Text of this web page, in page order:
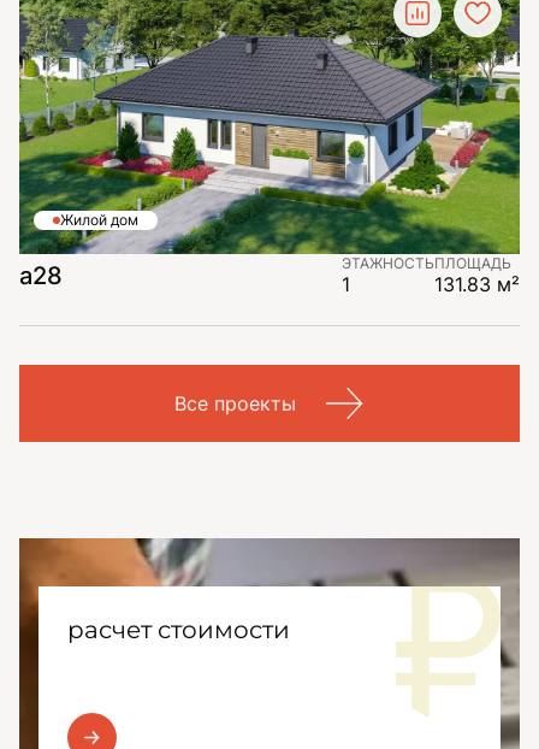
Жилой дом
a28 ЭТАЖНОСТЬ
1
ПЛОЩАДЬ
131.83 м²
Все проекты
расчет стоимости